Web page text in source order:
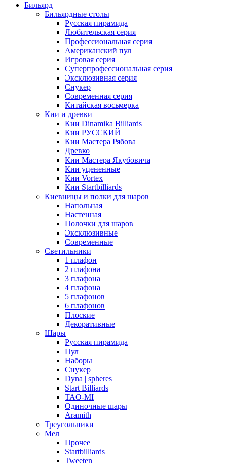
Бильярд
Бильярдные столы
Русская пирамида
Любительская серия
Профессиональная серия
Американский пул
Игровая серия
Суперпрофессиональная серия
Эксклюзивная серия
Снукер
Современная серия
Китайская восьмерка
Кии и древки
Кии Dinamika Billiards
Кии РУССКИЙ
Кии Мастера Рябова
Древко
Кии Мастера Якубовича
Кии уцененные
Кии Vortex
Кии Startbilliards
Киевницы и полки для шаров
Напольная
Настенная
Полочки для шаров
Эксклюзивные
Современные
Светильники
1 плафон
2 плафона
3 плафона
4 плафона
5 плафонов
6 плафонов
Плоские
Декоративные
Шары
Русская пирамида
Пул
Наборы
Снукер
Dyna | spheres
Start Billiards
TAO-MI
Одиночные шары
Aramith
Треугольники
Мел
Прочее
Startbilliards
Tweeten